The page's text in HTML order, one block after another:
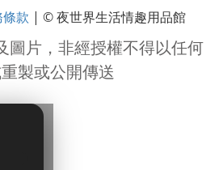
款 | © 夜世界生活情趣用品館
圖片，非經授權不得以任何
製或公開傳送